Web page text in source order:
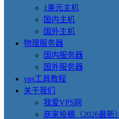
1美元主机
国内主机
国外主机
物理服务器
国内服务器
国外服务器
vps工具教程
关于我们
我爱VPS网
商家投稿（2026最新）